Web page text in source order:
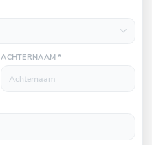
ACHTERNAAM *